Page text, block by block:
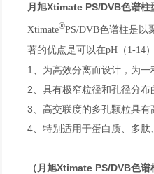
月旭Xtimate PS/DVB色谱
Xtimate®PS/DVB色谱柱是以
著的优点是可以在pH（1-14
1、 为高效分离而设计，为
2、具有极窄粒径和孔径分
3、高交联度的多孔颗粒具
4、特别适用于蛋白质、多
（月旭Xtimate PS/DVB色谱